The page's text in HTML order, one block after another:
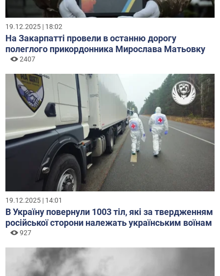
19.12.2025 | 18:02
На Закарпатті провели в останню дорогу
полеглого прикордонника Мирослава Матьовку
2407
19.12.2025 | 14:01
В Україну повернули 1003 тіл, які за твердженням
російської сторони належать українським воїнам
927